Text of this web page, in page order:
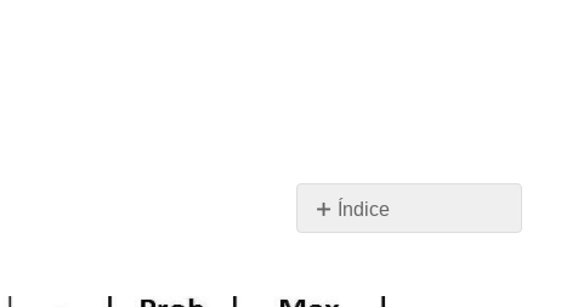
Índice
Sin